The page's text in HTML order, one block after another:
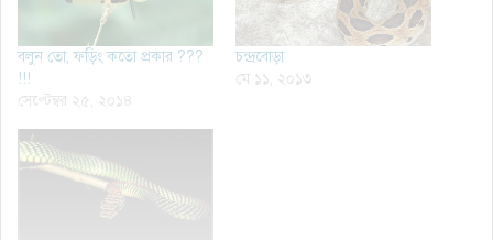
বলুন তো, ফড়িং কতো প্রকার ???
!!!
সেপ্টেম্বর ২৫, ২০১৪
চন্দ্রবোড়া
মে ১১, ২০১৩